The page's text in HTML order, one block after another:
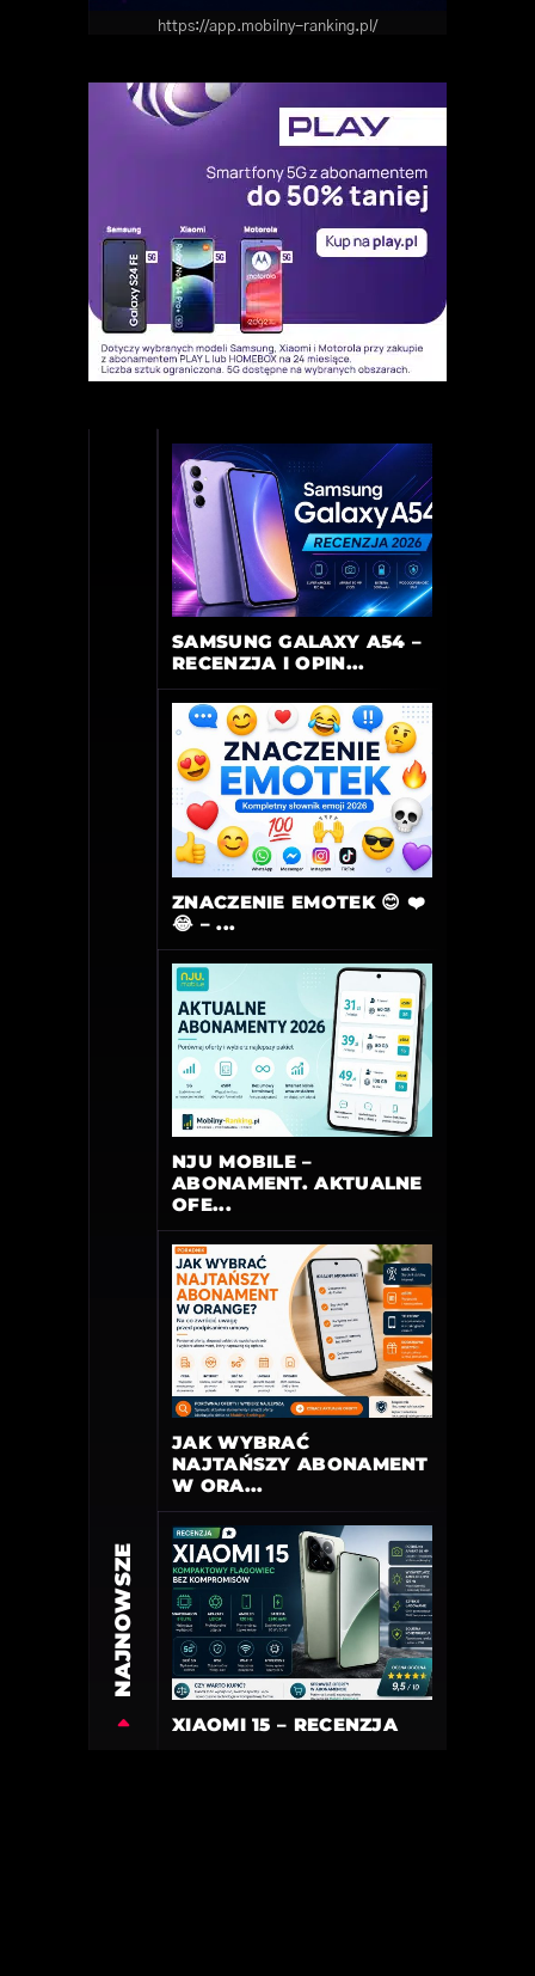
https://app.mobilny-ranking.pl/
NAJNOWSZE
SAMSUNG GALAXY A54 –
RECENZJA I OPIN...
ZNACZENIE EMOTEK 😊 ❤️
😂 – ...
NJU MOBILE –
ABONAMENT. AKTUALNE
OFE...
JAK WYBRAĆ
NAJTAŃSZY ABONAMENT
W ORA...
XIAOMI 15 – RECENZJA